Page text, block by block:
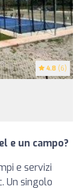
4.8 (6)
e un campo?
e servizi
Un singolo